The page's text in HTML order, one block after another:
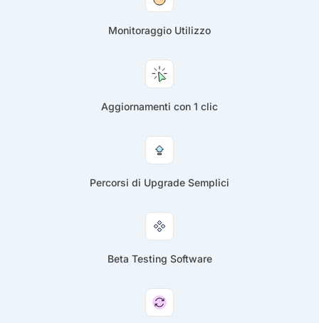
Monitoraggio Utilizzo
Aggiornamenti con 1 clic
Percorsi di Upgrade Semplici
Beta Testing Software